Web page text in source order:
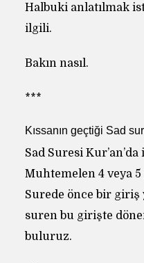
Halbuki anlatılmak
ilgili.
Bakın nasıl.
***
Kıssanın geçtiği Sad
Sad Suresi
Muhtemelen 4 veya
Surede önce bir giriş
suren bu girişte
buluruz.